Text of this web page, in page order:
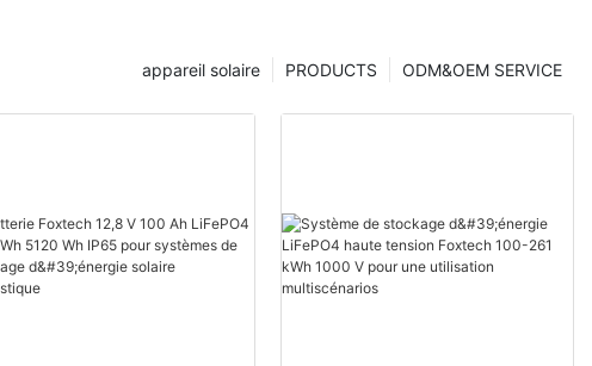
ODM&OEM SERVICE
PRODUCTS
appareil solaire